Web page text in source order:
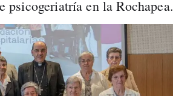
psicogeriatría en la Rochapea.